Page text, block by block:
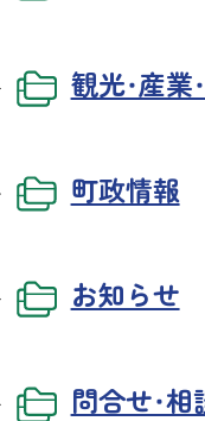
観光・産業
町政情報
お知らせ
問合せ・